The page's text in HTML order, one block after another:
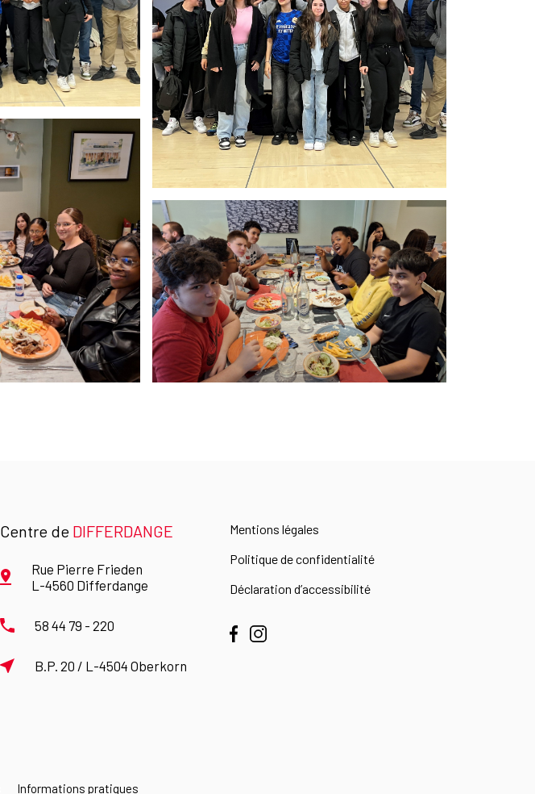
Centre de DIFFERDANGE
Rue Pierre Frieden
L-4560 Differdange
58 44 79 - 220
B.P. 20 / L-4504 Oberkorn
Mentions légales
Politique de confidentialité
Déclaration d’accessibilité
Informations pratiques